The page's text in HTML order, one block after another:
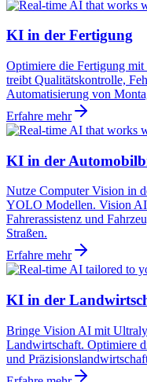
KI in der Fertigung
Optimiere die Fertigung
treibt Qualitätskontrolle,
Automatisierung von
Erfahre mehr
KI in der
Nutze Computer Vision in
YOLO Modellen. Vision AI
Fahrerassistenz und
Straßen.
Erfahre mehr
KI in der
Bringe Vision AI mit
Landwirtschaft. Optimiere
und